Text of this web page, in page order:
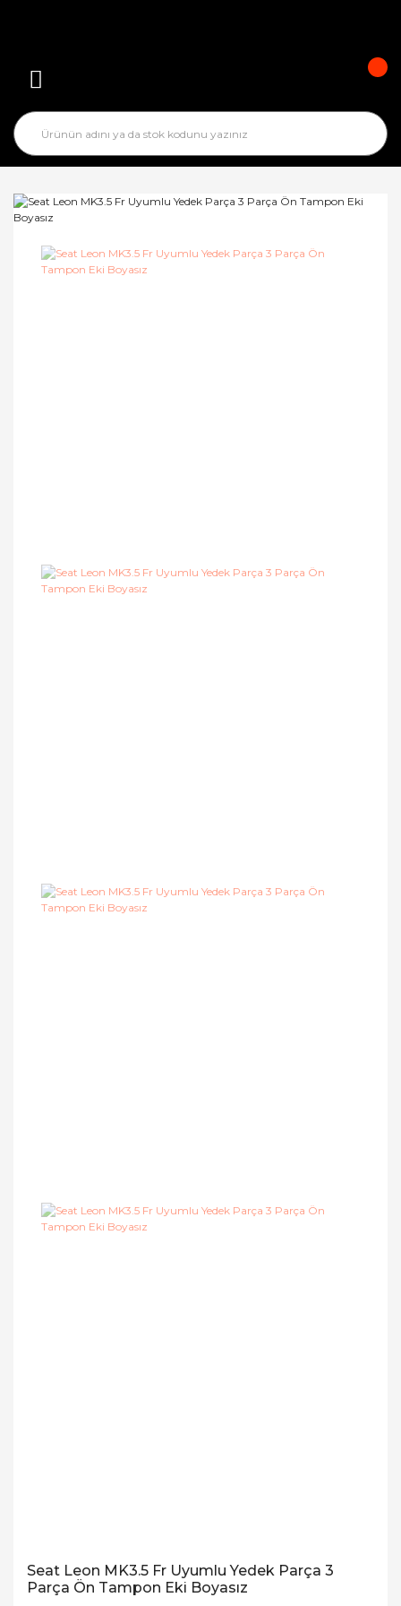
Seat Leon MK3.5 Fr Uyumlu Yedek Parça 3
Parça Ön Tampon Eki Boyasız